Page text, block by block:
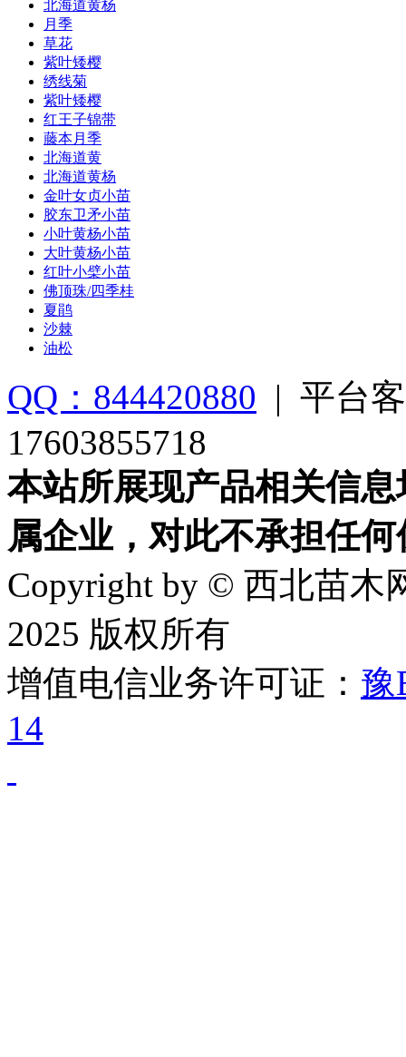
北海道黄杨
月季
草花
紫叶矮樱
绣线菊
紫叶矮樱
红王子锦带
藤本月季
北海道黄
北海道黄杨
金叶女贞小苗
胶东卫矛小苗
小叶黄杨小苗
大叶黄杨小苗
红叶小檗小苗
佛顶珠/四季桂
夏鹃
沙棘
油松
QQ：844420880 | 平台
17603855718
本站所展现产品相关信
属企业，对此不承担任
Copyright by © 西北苗木
2025 版权所有
增值电信业务许可证： 豫
14